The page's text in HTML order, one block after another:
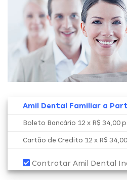
Amil Dental Familiar a
Boleto Bancário 12 x R$ 34,00
Cartão de Credito 12 x R$
Contratar Amil Dental